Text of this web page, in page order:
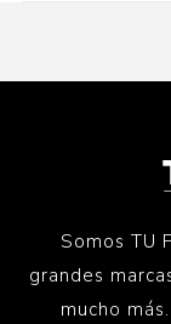
Somos TU
grandes
mucho